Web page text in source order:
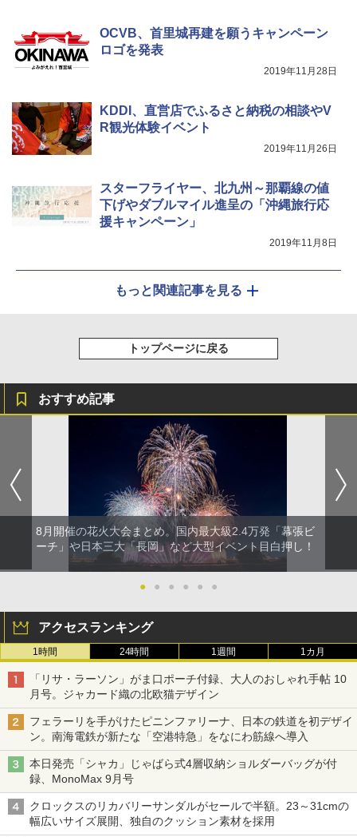
￥10,990
￥1,180
OCVB、首里城再建を願うキャンペーン
ロゴを発表
2019年11月28日
KDDI、直営店でふるさと納税の相談やV
R観光体験イベント
2019年11月26日
スターフライヤー、北九州～那覇線の値
下げやダブルマイル進呈の「沖縄旅行応
援キャンペーン」
2019年11月8日
もっと関連記事を見る
トップページに戻る
おすすめ記事
8月開催の花火大会まとめ。国内最大級2.4万発「幕張ビ
ーチ」や日本三大「長岡」など大型イベント目白押し！
● ● ● ● ● ●
アクセスランキング
1時間 24時間 1週間 1カ月
「リサ・ラーソン」がま口ポーチ付録、大人のおしゃれ手帖 10
月号。ジャカード織の北欧猫デザイン
フェラーリを手がけたピニンファリーナ、日本の鉄道を初デザイ
ン。南海電鉄が新たな「空港特急」をなにわ筋線へ導入
本日発売「シャカ」じゃばら式4層収納ショルダーバッグが付
録、MonoMax 9月号
クロックスのリカバリーサンダルがセールで半額。23～31cmの
幅広いサイズ展開、独自のクッション素材を採用